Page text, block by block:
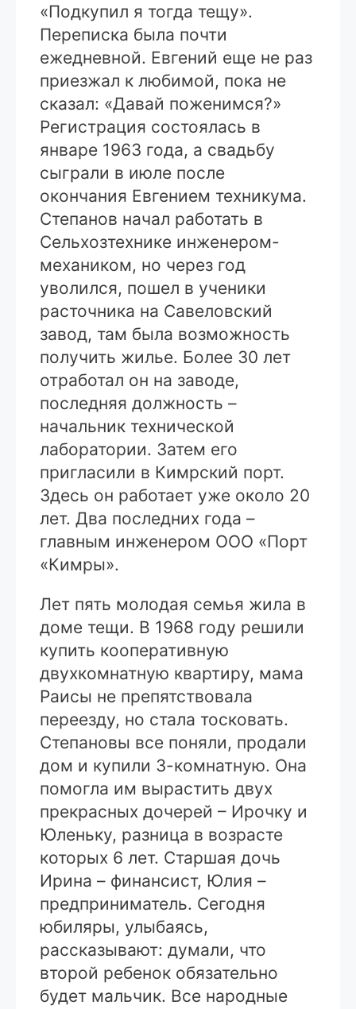
«Подкупил я тогда тещу».
Переписка была почти
ежедневной. Евгений еще не раз
приезжал к любимой, пока не
сказал: «Давай поженимся?»
Регистрация состоялась в
январе 1963 года, а свадьбу
сыграли в июле после
окончания Евгением техникума.
Степанов начал работать в
Сельхозтехнике инженером-
механиком, но через год
уволился, пошел в ученики
расточника на Савеловский
завод, там была возможность
получить жилье. Более 30 лет
отработал он на заводе,
последняя должность –
начальник технической
лаборатории. Затем его
пригласили в Кимрский порт.
Здесь он работает уже около 20
лет. Два последних года –
главным инженером ООО «Порт
«Кимры».
Лет пять молодая семья жила в
доме тещи. В 1968 году решили
купить кооперативную
двухкомнатную квартиру, мама
Раисы не препятствовала
переезду, но стала тосковать.
Степановы все поняли, продали
дом и купили 3-комнатную. Она
помогла им вырастить двух
прекрасных дочерей – Ирочку и
Юленьку, разница в возрасте
которых 6 лет. Старшая дочь
Ирина – финансист, Юлия –
предприниматель. Сегодня
юбиляры, улыбаясь,
рассказывают: думали, что
второй ребенок обязательно
будет мальчик. Все народные